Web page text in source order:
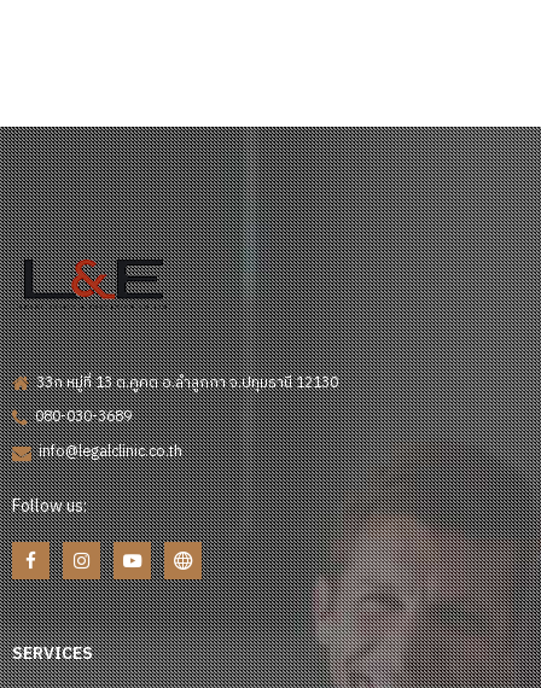
33ก หมู่ที่ 13 ต.คูคต อ.ลำลูกกา จ.ปทุมธานี 12130
080-030-3689
info@legalclinic.co.th
Follow us:
SERVICES